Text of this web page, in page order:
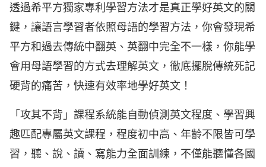
透過希平方獨家專利學習方法才是真正學好英文的關
鍵，讓語言學習者依照母語的學習方法，你會發現希
平方和過去傳統中翻英、英翻中完全不一樣，你能學
會用母語學習的方式去理解英文，徹底擺脫傳統死記
硬背的痛苦，快速有效率地學好英文！
「攻其不背」課程系統能自動偵測英文程度、學習興
趣匹配專屬英文課程，程度初中高、年齡不限皆可學
習，聽、說、讀、寫能力全面訓練，不僅能聽懂各國